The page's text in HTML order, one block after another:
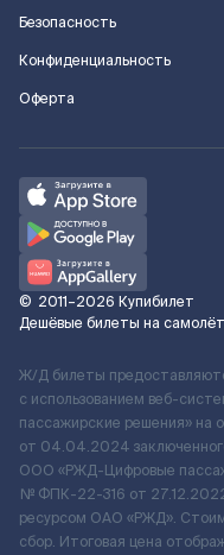
Безопасность
Конфиденциальность
Оферта
© 2011–2026 Купибилет
Дешёвые билеты на самолёт
Ж/Д билеты
с использованием веб-
пассажирские решения» на
от 04.04.2024
ООО «РЖД-Цифровые
№ ФПК-22-316 от
ресурсом ОАО «РЖД».
сбор. Итоговая цена